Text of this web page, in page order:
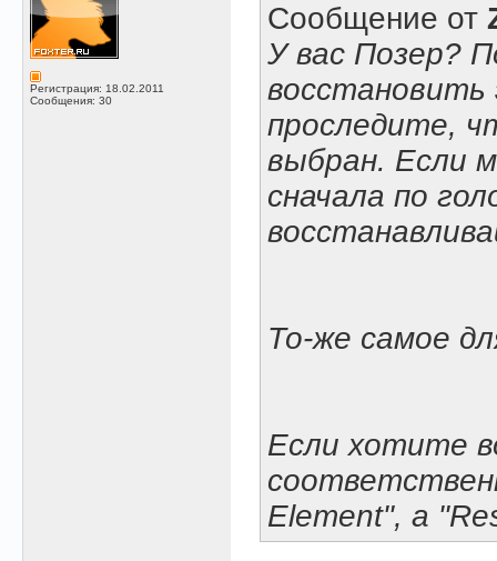
Регистрация: 18.02.2011
Сообщения: 30
Сообщение от
У вас Позер?
проследите,
выбран. Если
сначала по
То-же самое
Если хотите
Element", а